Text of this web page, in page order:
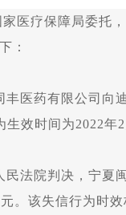
疗保障局委托，
：
药有限公司向迪
生效时间为2022
院判决，宁夏闽
。该失信行为时